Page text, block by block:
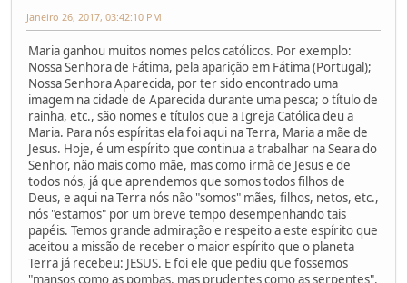
Janeiro 26, 2017, 03:42:10 PM
Maria ganhou muitos nomes pelos católicos. Por exemplo:
Nossa Senhora de Fátima, pela aparição em Fátima (Portugal);
Nossa Senhora Aparecida, por ter sido encontrado uma
imagem na cidade de Aparecida durante uma pesca; o título de
rainha, etc., são nomes e títulos que a Igreja Católica deu a
Maria. Para nós espíritas ela foi aqui na Terra, Maria a mãe de
Jesus. Hoje, é um espírito que continua a trabalhar na Seara do
Senhor, não mais como mãe, mas como irmã de Jesus e de
todos nós, já que aprendemos que somos todos filhos de
Deus, e aqui na Terra nós não "somos" mães, filhos, netos, etc.,
nós "estamos" por um breve tempo desempenhando tais
papéis. Temos grande admiração e respeito a este espírito que
aceitou a missão de receber o maior espírito que o planeta
Terra já recebeu: JESUS. E foi ele que pediu que fossemos
"mansos como as pombas, mas prudentes como as serpentes".